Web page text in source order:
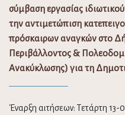
σύμβαση εργασίας
την αντιμετώπιση
πρόσκαιρων αναγκών στο
Περιβάλλοντος &
Ανακύκλωσης) για τη
Έναρξη αιτήσεων: Τετάρτη